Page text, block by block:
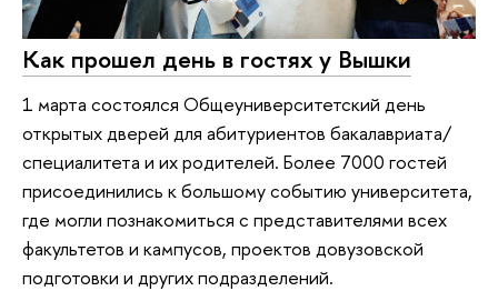
Как прошел день в гостях у Вышки
1 марта состоялся Общеуниверситетский день
открытых дверей для абитуриентов бакалавриата/
специалитета и их родителей. Более 7000 гостей
присоединились к большому событию университета,
где могли познакомиться с представителями всех
факультетов и кампусов, проектов довузовской
подготовки и других подразделений.